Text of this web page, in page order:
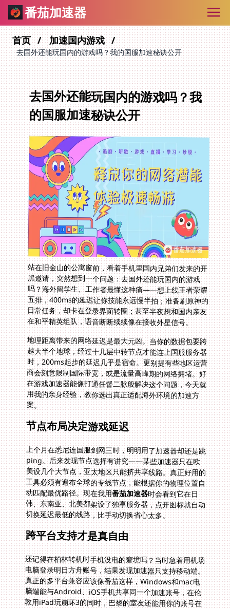
番茄加速器
首页 加速国内游戏
去国外还能玩国内的游戏吗？我的国服加速秘诀公开
去国外还能玩国内的游戏吗？我
的国服加速秘诀公开
站在旧金山的公寓窗前，看着手机里国内兄弟们发来的开
黑邀请，突然想到一个问题：去国外还能玩国内的游戏
吗？海外留学生、工作者最懂这种痛——想上线王者荣耀
五排，400ms的延迟让你技能永远慢半拍；准备刷原神的
日常任务，却卡在登录界面转圈；甚至半夜想和国内亲友
在和平精英组队，语音断断续续像在接收外星信号。
地理距离带来的网络延迟是最大元凶。当你的数据包要跨
越大半个地球，经过十几层中转节点才能连上国服服务器
时，200ms起步的延迟几乎是宿命。更别提有些地区运营
商会刻意限制国际带宽，或是流量高峰期的网络拥堵。好
在游戏加速器能像打通任督二脉般解决这个问题，今天就
用我的亲身经验，教你选出真正适配海外环境的加速方
案。
节点布局决定游戏延迟
上个月在悉尼连国服剑网三时，明明用了加速器却还是跳
ping。后来发现节点选择有讲究——某些加速器只在欧
美设几个大节点，亚太地区只能挤共享线路。真正好用的
工具必须有遍布全球的专线节点，能根据你的物理位置自
动匹配最优路径。现在我用番茄加速器时会看到它在日
韩、东南亚、北美都架设了独享服务器，点开图标就自动
切换延迟最低的线路，比手动切换省心太多。
跨平台支持才是真自由
还记得在柏林转机时手机没电的窘境吗？当时急着用机场
电脑登录明日方舟账号，结果发现加速器只支持移动端。
真正的多平台兼容应该像番茄这样，Windows和mac电
脑端能与Android、iOS手机共享同一个加速账号，在伦
敦用iPad玩崩坏3的同时，巴黎的室友还能用你的账号在
PC端登录永劫无间。这种无缝切换才配得上数字游牧生